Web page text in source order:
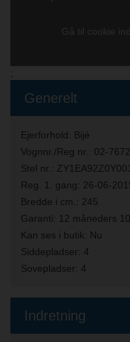
Gå til cookie
;
Generelt
Ejerforhold: Bijé
Vognnr./Reg nr.: 02-7672
Stel nr.:
Reg. 1. gang: 26-06-
Bredde i cm.: 245
Garanti: 12 måneders
Kan ses i butik: Nu
Siddepladser: 4
Sovepladser: 4
Indretning